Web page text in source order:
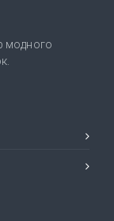
модного